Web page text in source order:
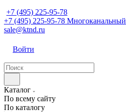
+7 (495) 225-95-78
+7 (495) 225-95-78 Многоканальный
sale@ktnd.ru
Войти
Каталог
По всему сайту
По каталогу